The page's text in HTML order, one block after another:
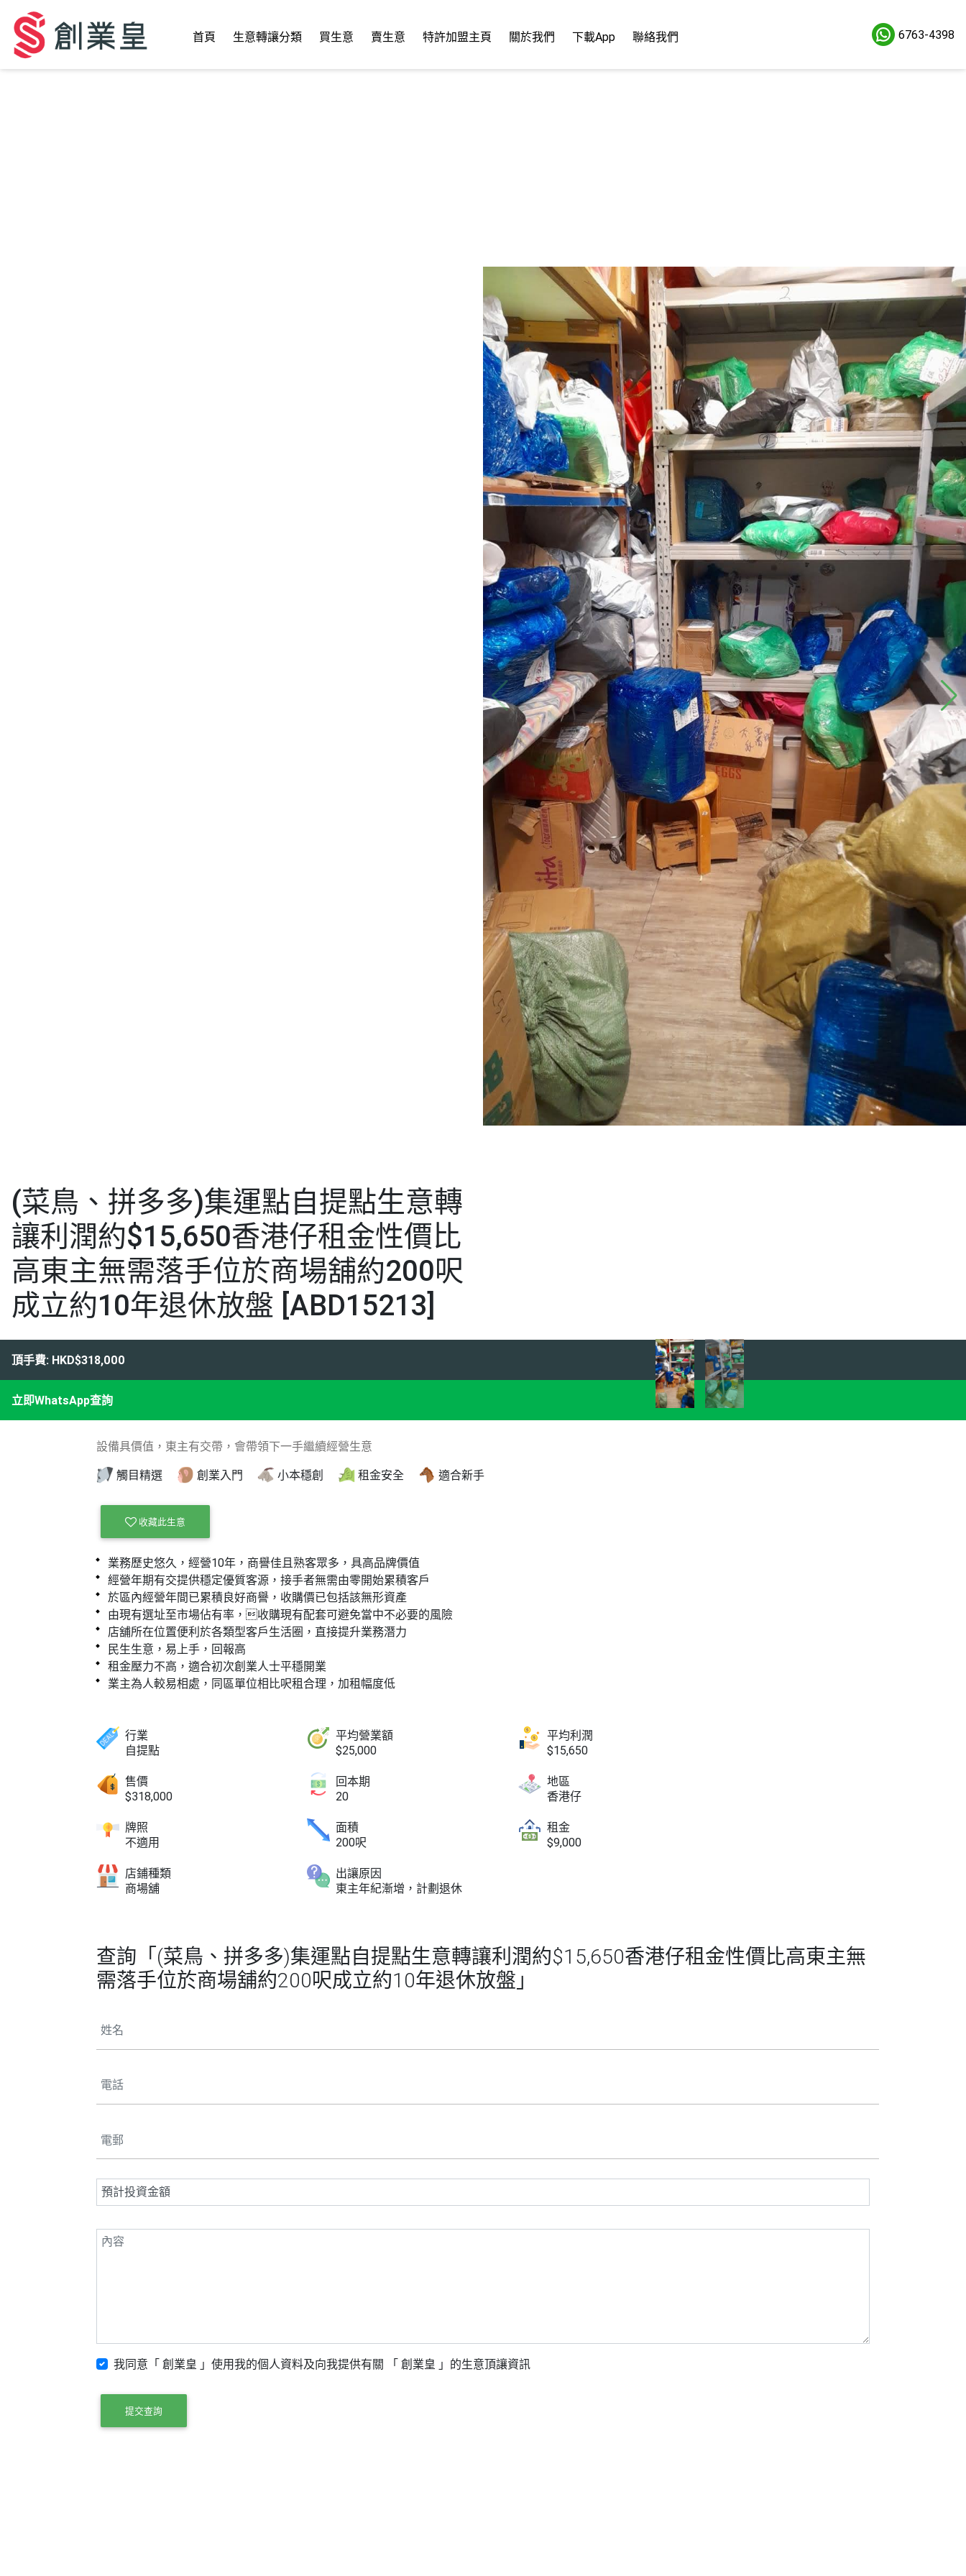
首頁 生意轉讓分類 買生意 賣生意 特許加盟主頁 關於我們 下載App 聯絡我們 6763-4398
(菜鳥、拼多多)集運點自提點生意轉
讓利潤約$15,650香港仔租金性價比
高東主無需落手位於商場舖約200呎
成立約10年退休放盤 [ABD15213]
頂手費: HKD$318,000
立即WhatsApp查詢
設備具價值，東主有交帶，會帶領下一手繼續經營生意
觸目精選
創業入門 小本穩創 租金安全 適合新手
收藏此生意
業務歷史悠久，經營10年，商譽佳且熟客眾多，具高品牌價值
經營年期有交提供穩定優質客源，接手者無需由零開始累積客戶
於區內經營年間已累積良好商譽，收購價已包括該無形資產
由現有選址至市場佔有率，收購現有配套可避免當中不必要的風險
店舖所在位置便利於各類型客戶生活圈，直接提升業務潛力
民生生意，易上手，回報高
租金壓力不高，適合初次創業人士平穩開業
業主為人較易相處，同區單位相比呎租合理，加租幅度低
行業
自提點
平均營業額
$25,000
平均利潤
$15,650
售價
$318,000
回本期
20
地區
香港仔
牌照
不適用
面積
200呎
租金
$9,000
店鋪種類
商場舖
出讓原因
東主年紀漸增，計劃退休
查詢「(菜鳥、拼多多)集運點自提點生意轉讓利潤約$15,650香港仔租金性價比高東主無
需落手位於商場舖約200呎成立約10年退休放盤」
我同意「 創業皇 」使用我的個人資料及向我提供有關 「 創業皇 」的生意頂讓資訊
提交查詢